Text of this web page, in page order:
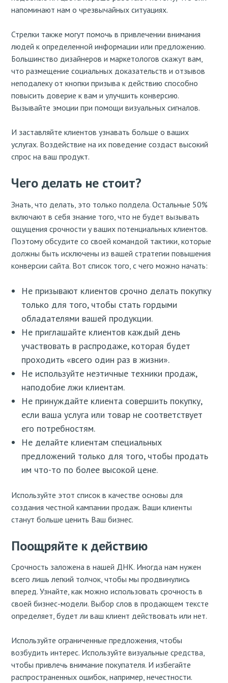
напоминают нам о чрезвычайных ситуациях.
Стрелки также могут помочь в привлечении внимания
людей к определенной информации или предложению.
Большинство дизайнеров и маркетологов скажут вам,
что размещение социальных доказательств и отзывов
неподалеку от кнопки призыва к действию способно
повысить доверие к вам и улучшить конверсию.
Вызывайте эмоции при помощи визуальных сигналов.
И заставляйте клиентов узнавать больше о ваших
услугах. Воздействие на их поведение создаст высокий
спрос на ваш продукт.
Чего делать не стоит?
Знать, что делать, это только полдела. Остальные 50%
включают в себя знание того, что не будет вызывать
ощущения срочности у ваших потенциальных клиентов.
Поэтому обсудите со своей командой тактики, которые
должны быть исключены из вашей стратегии повышения
конверсии сайта. Вот список того, с чего можно начать:
Не призывают клиентов срочно делать покупку
только для того, чтобы стать гордыми
обладателями вашей продукции.
Не приглашайте клиентов каждый день
участвовать в распродаже, которая будет
проходить «всего один раз в жизни».
Не используйте неэтичные техники продаж,
наподобие лжи клиентам.
Не принуждайте клиента совершить покупку,
если ваша услуга или товар не соответствует
его потребностям.
Не делайте клиентам специальных
предложений только для того, чтобы продать
им что-то по более высокой цене.
Используйте этот список в качестве основы для
создания честной кампании продаж. Ваши клиенты
станут больше ценить Ваш бизнес.
Поощряйте к действию
Срочность заложена в нашей ДНК. Иногда нам нужен
всего лишь легкий толчок, чтобы мы продвинулись
вперед. Узнайте, как можно использовать срочность в
своей бизнес-модели. Выбор слов в продающем тексте
определяет, будет ли ваш клиент действовать или нет.
Используйте ограниченные предложения, чтобы
возбудить интерес. Используйте визуальные средства,
чтобы привлечь внимание покупателя. И избегайте
распространенных ошибок, например, нечестности.